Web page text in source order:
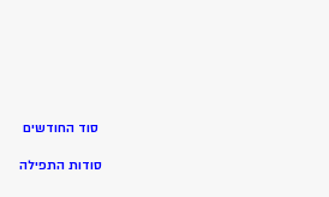
סוד החודשים
סודות התפילה